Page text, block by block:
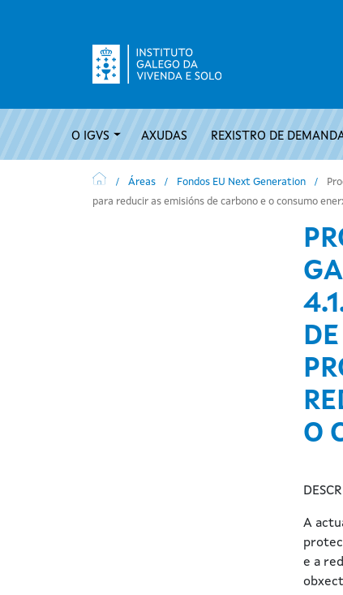
O IGVS AXUDAS REXISTRO DE
Áreas Fondos EU Next Generation
para reducir as emisións de carbono e o consumo
O
A
e a